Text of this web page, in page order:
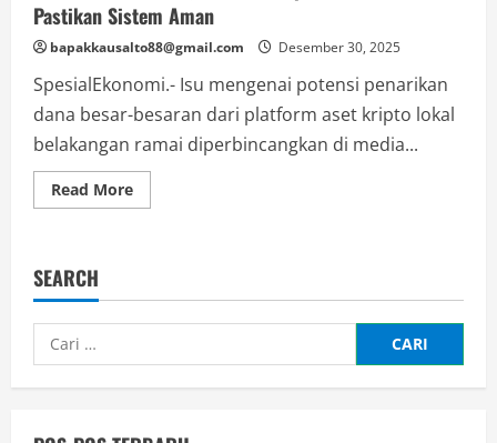
Pastikan Sistem Aman
bapakkausalto88@gmail.com Desember 30, 2025
SpesialEkonomi.- Isu mengenai potensi penarikan
dana besar-besaran dari platform aset kripto lokal
belakangan ramai diperbincangkan di media...
Read MoreRead
more
Kripto
Pastikan
SEARCH
Cari
untuk: